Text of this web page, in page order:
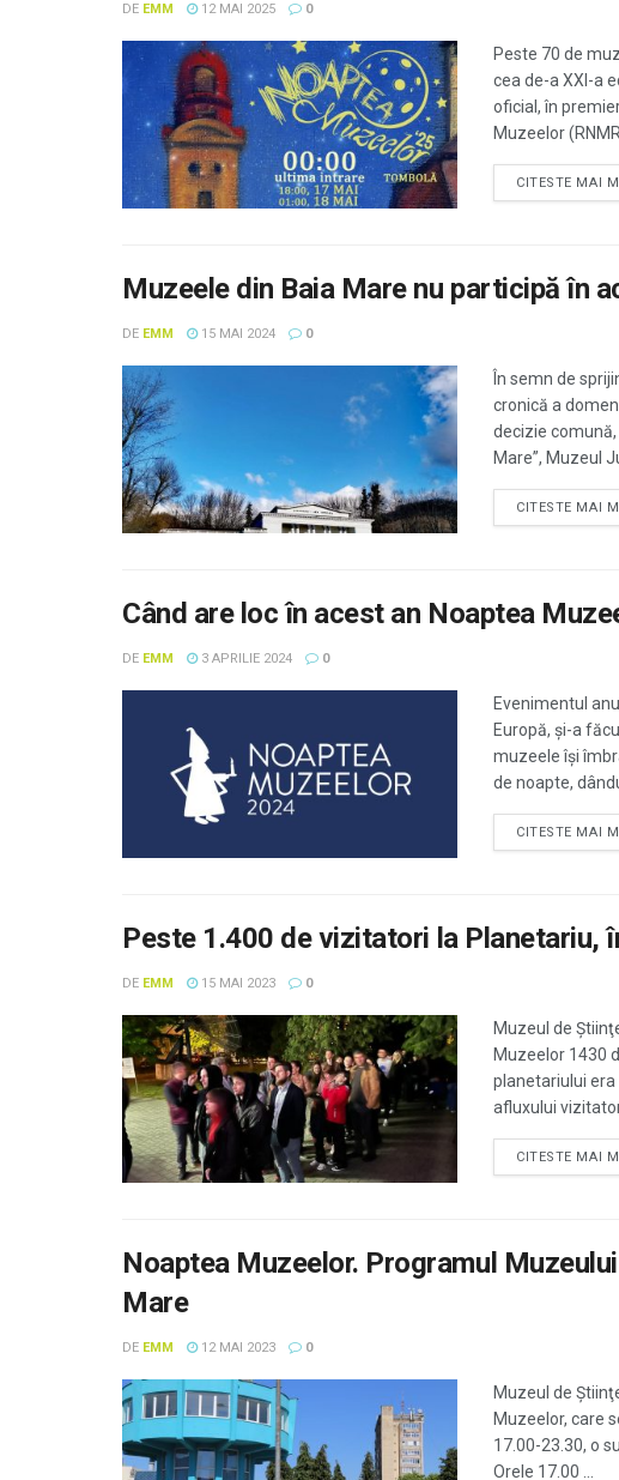
DE EMM 12 MAI 2025 0
Peste 70 de
cea de-a XXI-a
oficial, în
Muzeelor
CITESTE MAI
Muzeele din Baia Mare nu participă în
DE EMM 15 MAI 2024 0
În semn de
cronică a
decizie
Mare”, Muzeul
CITESTE MAI
Când are loc în acest an Noaptea
DE EMM 3 APRILIE 2024 0
Evenimentul
Europă, și-a
muzeele își
de noapte,
CITESTE MAI
Peste 1.400 de vizitatori la Planetariu,
DE EMM 15 MAI 2023 0
Muzeul de
Muzeelor 1430
planetariului
afluxului
CITESTE MAI
Noaptea Muzeelor. Programul
Mare
DE EMM 12 MAI 2023 0
Muzeul de
Muzeelor, care
17.00-23.30, o
Orele 17.00 ...